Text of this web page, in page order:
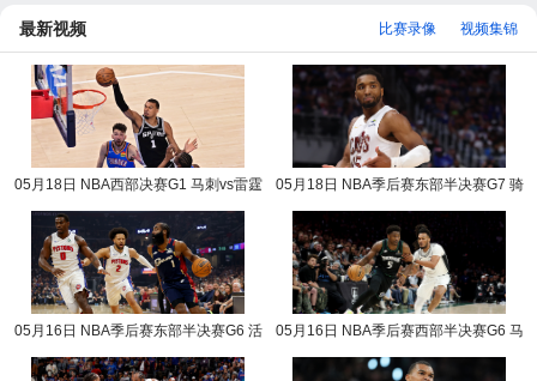
最新视频 视频集锦
比赛录像
05月18日 NBA西部决赛G1 马刺vs雷霆
05月18日 NBA季后赛东部半决赛G7 骑
05月16日 NBA季后赛东部半决赛G6 活
05月16日 NBA季后赛西部半决赛G6 马